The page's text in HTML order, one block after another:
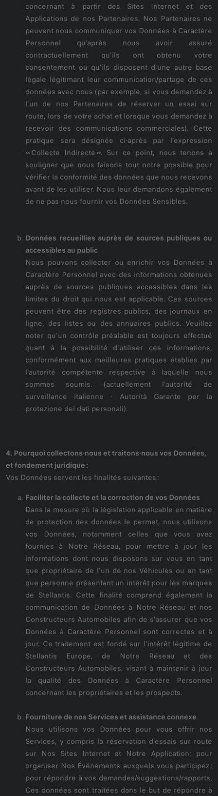
concernant à partir des Sites Internet et des
Applications de nos Partenaires. Nos Partenaires ne
peuvent nous communiquer vos Données à Caractère
Personnel qu’après nous avoir assuré
contractuellement qu’ils ont obtenu votre
consentement ou qu’ils disposent d’une autre base
légale légitimant leur communication/partage de ces
données avec nous (par exemple, si vous demandez à
l’un de nos Partenaires de réserver un essai sur
route, lors de votre achat et lorsque vous demandez à
recevoir des communications commerciales). Cette
pratique sera désignée ci-après par l’expression
« Collecte Indirecte ». Sur ce point, nous tenons à
souligner que nous faisons tout notre possible pour
vérifier la conformité des données que nous recevons
avant de les utiliser. Nous leur demandons également
de ne pas nous fournir vos Données Sensibles.
Données recueillies auprès de sources publiques ou
accessibles au public
Nous pouvons collecter ou enrichir vos Données à
Caractère Personnel avec des informations obtenues
auprès de sources publiques accessibles dans les
limites du droit qui nous est applicable. Ces sources
peuvent être des registres publics, des journaux en
ligne, des listes ou des annuaires publics. Veuillez
noter qu’un contrôle préalable est toujours effectué
quant à la possibilité d’utiliser ces informations,
conformément aux meilleures pratiques établies par
l’autorité compétente respective à laquelle nous
sommes soumis. (actuellement l’autorité de
surveillance italienne - Autorità Garante per la
protezione dei dati personali).
4. Pourquoi collectons-nous et traitons-nous vos Données,
et fondement juridique :
Vos Données servent les finalités suivantes :
Faciliter la collecte et la correction de vos Données
Dans la mesure où la législation applicable en matière
de protection des données le permet, nous utilisons
vos Données, notamment celles que vous avez
fournies à Notre Réseau, pour mettre à jour les
informations dont nous disposons sur vous en tant
que propriétaire de l’un de nos Véhicules ou en tant
que personne présentant un intérêt pour les marques
de Stellantis. Cette finalité comprend également la
communication de Données à Notre Réseau et nos
Constructeurs Automobiles afin de s’assurer que vos
Données à Caractère Personnel sont correctes et à
jour. Ce traitement est fondé sur l’intérêt légitime de
Stellantis Europe, de Notre Réseau et des
Constructeurs Automobiles, visant à maintenir à jour
la qualité des Données à Caractère Personnel
concernant les propriétaires et les prospects.
Fourniture de nos Services et assistance connexe
Nous utilisons vos Données pour vous offrir nos
Services, y compris la réservation d’essais sur route
sur Nos Sites Internet et Notre Application; pour
organiser Nos Événements auxquels vous participez ;
pour répondre à vos demandes/suggestions/rapports.
Ces données sont traitées dans le but de répondre à